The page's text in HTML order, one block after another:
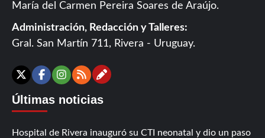
María del Carmen Pereira Soares de Araújo.
Administración, Redacción y Talleres:
Gral. San Martín 711, Rivera - Uruguay.
X Facebook
Instagram
RSSContáctanos
Últimas noticias
Hospital de Rivera inauguró su CTI neonatal y dio un paso